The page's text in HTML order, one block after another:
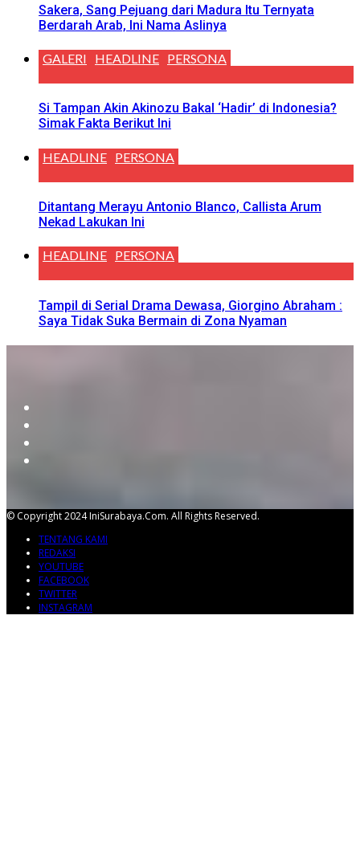
Sakera, Sang Pejuang dari Madura Itu Ternyata
Berdarah Arab, Ini Nama Aslinya
GALERI HEADLINE PERSONA
Si Tampan Akin Akinozu Bakal ‘Hadir’ di Indonesia?
Simak Fakta Berikut Ini
HEADLINE PERSONA
Ditantang Merayu Antonio Blanco, Callista Arum
Nekad Lakukan Ini
HEADLINE PERSONA
Tampil di Serial Drama Dewasa, Giorgino Abraham :
Saya Tidak Suka Bermain di Zona Nyaman
© Copyright 2024 IniSurabaya.com. All Rights Reserved.
TENTANG KAMI
REDAKSI
YOUTUBE
FACEBOOK
TWITTER
INSTAGRAM